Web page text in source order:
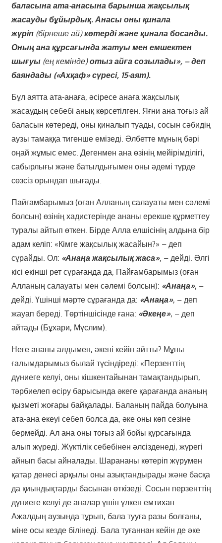
баласына ата-анасына барынша жақсылық
жасауды бұйырдық. Анасы оны қинала
жүріп (бірнеше ай)көтерді және қинала босанды.
Оның ана құрсағында жатуы мен емшектен
шығуы (ең кемінде)отыз айға созылады», – деп
баяндады («Ахқаф» сүресі, 15-аят).
Бұл аятта ата-анаға, әсіресе анаға жақсылық
жасаудың себебі анық көрсетілген. Яғни ана тоғыз ай
баласын көтереді, оны қиналып туады, сосын сәбидің
аузы тамаққа тигенше емізеді. Әлбетте мұның бәрі
оңай жұмыс емес. Дегенмен ана өзінің мейірімділігі,
сабырлығы және батылдығымен оны әдемі түрде
сөзсіз орындап шығады.
Пайғамбарымыз (оған Алланың салауаты мен сәлемі
болсын) өзінің хадистерінде ананы ерекше құрметтеу
туралы айтып өткен. Бірде Алла елшісінің алдына бір
адам келіп: «Кімге жақсылық жасайын?» – деп
сұрайды. Ол: «Анаңа жақсылық жаса», – дейді. Әлгі
кісі екінші рет сұрағанда да, Пайғамбарымыз (оған
Алланың салауаты мен сәлемі болсын): «Анаңа», –
дейді. Үшінші мәрте сұрағанда да: «Анаңа», – деп
жауап береді. Төртіншісінде ғана: «Әкеңе», – деп
айтады (Бұхари, Мүслим).
Неге ананы алдымен, әкені кейін айтты? Мұны
ғалымдарымыз былай түсіндіреді: «Перзенттің
дүниеге келуі, оны кішкентайынан тамақтандырып,
тәрбиелеп өсіру барысында әкеге қарағанда ананың
қызметі жоғары байқалады. Баланың пайда болуына
ата-ана екеуі себеп болса да, әке оны көп сезіне
бермейді. Ал ана оны тоғыз ай бойы құрсағында
алып жүреді. Жүктілік себебінен әлсізденеді, жүрегі
айнып басы айналады. Шарананы көтеріп жүрумен
қатар денесі арқылы оны азықтандырады және басқа
да қиындықтарды басынан өткізеді. Сосын перзенттің
дүниеге келуі де аналар үшін үлкен емтихан.
Ажалдың аузында тұрып, бала тууға разы болғаны,
міне осы кезде білінеді. Бала туғаннан кейін де әке